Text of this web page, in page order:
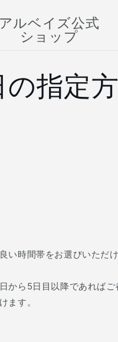
アルベイズ公式
ショップ
指定
い時間帯をお選びいただけ
から5日目以降であればご
ます。